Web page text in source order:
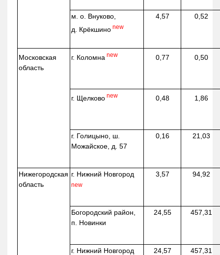
м. о. Внуково,
д. Крёкшино new
4,57 0,52
Московская
область
г. Коломна new 0,77 0,50
г. Щелково new 0,48 1,86
г. Голицыно, ш.
Можайское, д. 57
0,16 21,03
Нижегородская
область
г. Нижний Новгород
new
3,57 94,92
Богородский район,
п. Новинки
24,55 457,31
г. Нижний Новгород 24,57 457,31